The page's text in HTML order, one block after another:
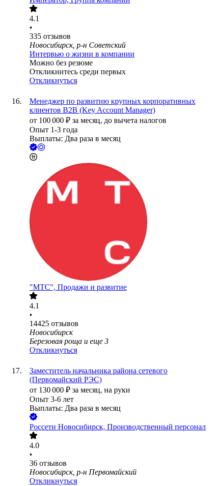
4.1
•
335 отзывов
Новосибирск, р-н Советский
Интервью о жизни в компании
Можно без резюме
Откликнитесь среди первых
Откликнуться
Менеджер по развитию крупных корпоративных
клиентов В2В (Key Account Manager)
от 100 000 ₽ за месяц, до вычета налогов
Опыт 1-3 года
Выплаты: Два раза в месяц
"МТС", Продажи и развитие
4.1
•
14425 отзывов
Новосибирск
Березовая роща и еще 3
Откликнуться
Заместитель начальника района сетевого
(Первомайский РЭС)
от 130 000 ₽ за месяц, на руки
Опыт 3-6 лет
Выплаты: Два раза в месяц
Россети Новосибирск, Производственный персонал
4.0
•
36 отзывов
Новосибирск, р-н Первомайский
Откликнуться